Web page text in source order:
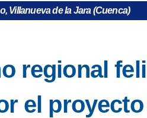
ELECCIONES AL
CRFP
Villanueva de la Jara (Cuenca)
aquí
regional
el proyecto